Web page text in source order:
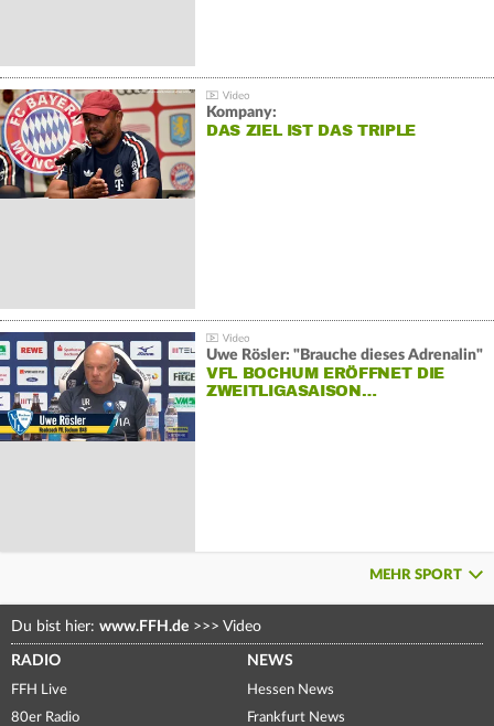
Kompany:
DAS ZIEL IST DAS TRIPLE
Uwe Rösler: "Brauche dieses Adrenalin"
VFL BOCHUM ERÖFFNET DIE
ZWEITLIGASAISON…
MEHR SPORT
Du bist hier: www.FFH.de >>> Video
RADIO
FFH Live
80er Radio
NEWS
Hessen News
Frankfurt News